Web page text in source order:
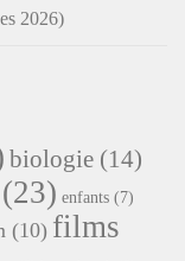
2026)
biologie (14)
(23) enfants (7)
(10) films